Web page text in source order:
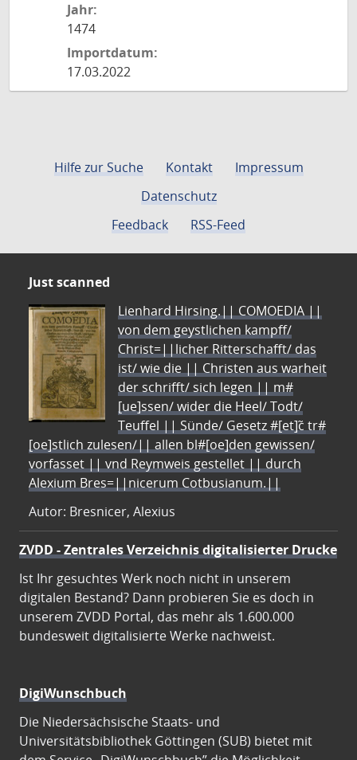
Jahr:
1474
Importdatum:
17.03.2022
Hilfe zur Suche Kontakt
Impressum
Datenschutz
Feedback
RSS-Feed
Just scanned
Lienhard Hirsing.|| COMOEDIA ||
von dem geystlichen kampff/
Christ=||licher Ritterschafft/ das
ist/ wie die || Christen aus warheit
der schrifft/ sich legen || m#
[ue]ssen/ wider die Heel/ Todt/
Teuffel || Sünde/ Gesetz #[et]c̃ tr#
[oe]stlich zulesen/|| allen bl#[oe]den gewissen/
vorfasset || vnd Reymweis gestellet || durch
Alexium Bres=||nicerum Cotbusianum.||
Autor: Bresnicer, Alexius
ZVDD - Zentrales Verzeichnis digitalisierter Drucke
Ist Ihr gesuchtes Werk noch nicht in unserem
digitalen Bestand? Dann probieren Sie es doch in
unserem ZVDD Portal, das mehr als 1.600.000
bundesweit digitalisierte Werke nachweist.
DigiWunschbuch
Die Niedersächsische Staats- und
Universitätsbibliothek Göttingen (SUB) bietet mit